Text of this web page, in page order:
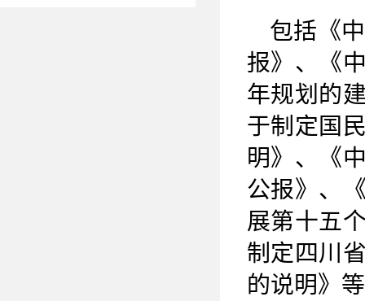
包括《
报》、《
年规划的
于制定国
明》、《
公报》、
展第十五
制定四川
的说明》